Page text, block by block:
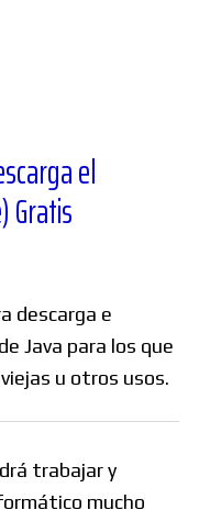
el
Gratis
descarga e
Java para los que
u otros usos.
trabajar y
mucho